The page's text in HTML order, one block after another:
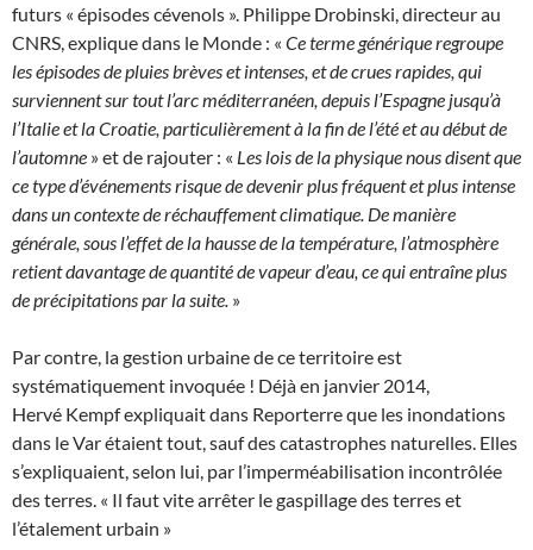
futurs « épisodes cévenols ». Philippe Drobinski, directeur au
CNRS, explique dans le Monde : « Ce terme générique regroupe
les épisodes de pluies brèves et intenses, et de crues rapides, qui
surviennent sur tout l’arc méditerranéen, depuis l’Espagne jusqu’à
l’Italie et la Croatie, particulièrement à la fin de l’été et au début de
l’automne » et de rajouter : « Les lois de la physique nous disent que
ce type d’événements risque de devenir plus fréquent et plus intense
dans un contexte de réchauffement climatique. De manière
générale, sous l’effet de la hausse de la température, l’atmosphère
retient davantage de quantité de vapeur d’eau, ce qui entraîne plus
de précipitations par la suite. »
Par contre, la gestion urbaine de ce territoire est
systématiquement invoquée ! Déjà en janvier 2014,
Hervé Kempf expliquait dans Reporterre que les inondations
dans le Var étaient tout, sauf des catastrophes naturelles. Elles
s’expliquaient, selon lui, par l’imperméabilisation incontrôlée
des terres. « Il faut vite arrêter le gaspillage des terres et
l’étalement urbain »